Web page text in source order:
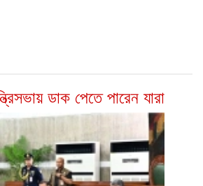
ডাক পেতে পারেন যারা